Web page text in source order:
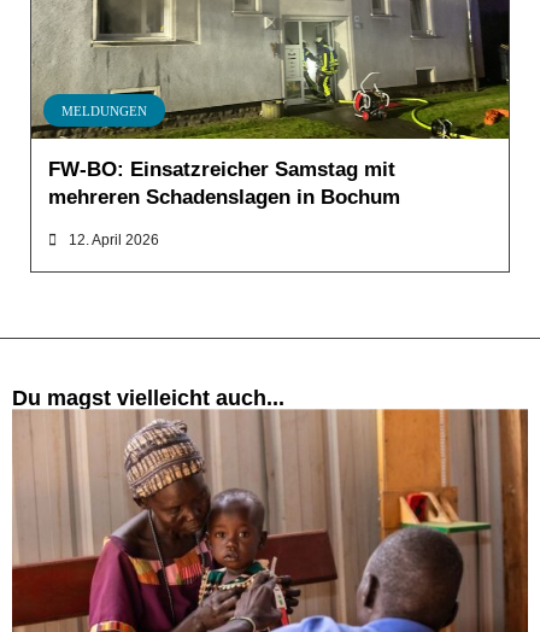
MELDUNGEN
FW-BO: Einsatzreicher Samstag mit
mehreren Schadenslagen in Bochum
12. April 2026
Du magst vielleicht auch...